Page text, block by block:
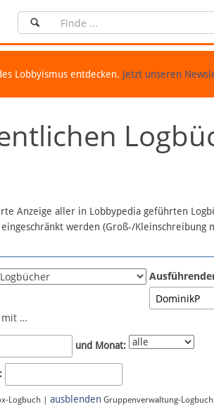
Lobbyismus entdecken. Jetzt unseren
Anzeige aller in Lobbypedia geführten
werden (Groß-/Kleinschreibung
mit …
und Monat:
Logbuch | ausblenden Gruppenverwaltung-